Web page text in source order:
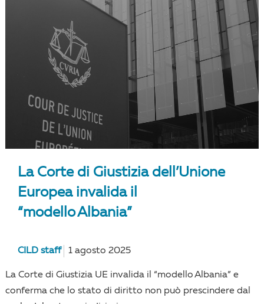
La Corte di Giustizia dell’Unione
Europea invalida il
“modello Albania”
CILD staff 1 agosto 2025
La Corte di Giustizia UE invalida il “modello Albania” e
conferma che lo stato di diritto non può prescindere dal